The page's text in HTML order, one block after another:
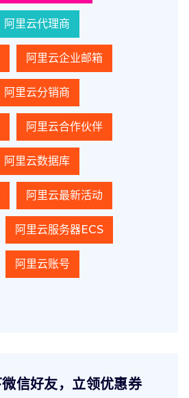
阿里云代理商
阿里云企业邮箱
阿里云分销商
阿里云合作伙伴
阿里云数据库
阿里云最新活动
阿里云服务器ECS
阿里云账号
信好友，立领优惠券